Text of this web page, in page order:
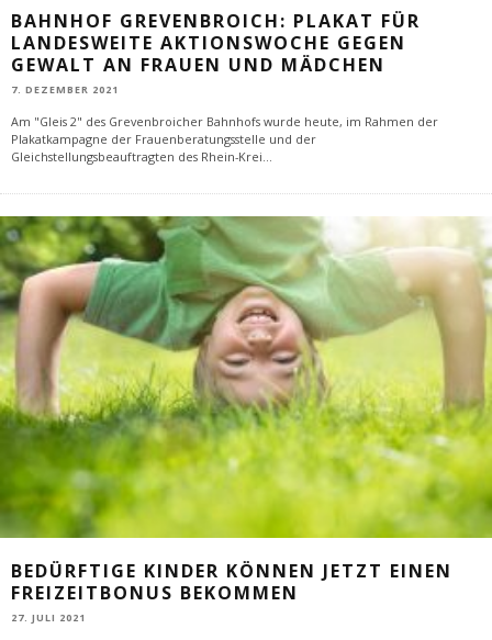
BAHNHOF GREVENBROICH: PLAKAT FÜR
LANDESWEITE AKTIONSWOCHE GEGEN
GEWALT AN FRAUEN UND MÄDCHEN
7. DEZEMBER 2021
Am "Gleis 2" des Grevenbroicher Bahnhofs wurde heute, im Rahmen der
Plakatkampagne der Frauenberatungsstelle und der
Gleichstellungsbeauftragten des Rhein-Krei...
BEDÜRFTIGE KINDER KÖNNEN JETZT EINEN
FREIZEITBONUS BEKOMMEN
27. JULI 2021